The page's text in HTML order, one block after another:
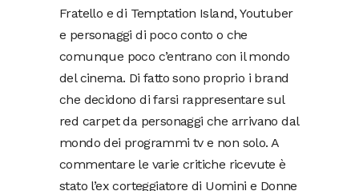
Fratello e di Temptation Island, Youtuber
e personaggi di poco conto o che
comunque poco c’entrano con il mondo
del cinema. Di fatto sono proprio i brand
che decidono di farsi rappresentare sul
red carpet da personaggi che arrivano dal
mondo dei programmi tv e non solo. A
commentare le varie critiche ricevute è
stato l’ex corteggiatore di Uomini e Donne